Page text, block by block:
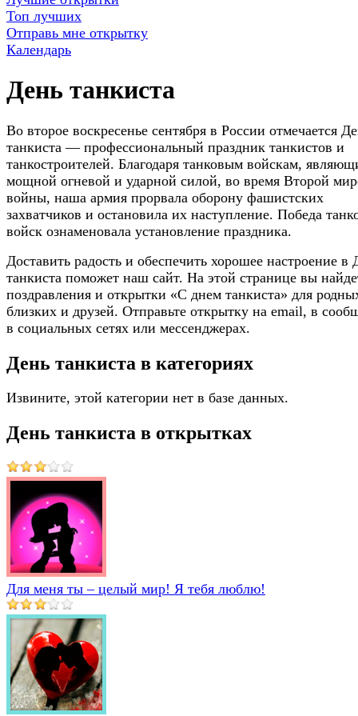
Топ лучших
Отправь мне открытку
Календарь
День танкиста
Во второе воскресенье сентября в России отмечается
танкиста — профессиональный праздник танкистов и
танкостроителей. Благодаря танковым войскам,
мощной огневой и ударной силой, во время Второй
войны, наша армия прорвала оборону фашистских
захватчиков и остановила их наступление. Победа
войск ознаменовала установление праздника.
Доставить радость и обеспечить хорошее настроение в
танкиста поможет наш сайт. На этой странице вы
поздравления и открытки «С днем танкиста» для
близких и друзей. Отправьте открытку на email, в
в социальных сетях или мессенджерах.
День танкиста в категориях
Извините, этой категории нет в базе данных.
День танкиста в открытках
Для меня ты – целый мир! Я тебя люблю!